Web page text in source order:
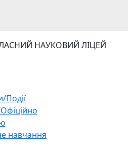
НАУКОВИЙ ЛІЦЕЙ
Події
навчання